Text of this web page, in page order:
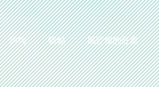
狗狗 貓貓 風乾糧的好處